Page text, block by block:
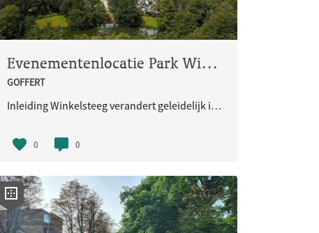
Evenementenlocatie Park Winkelsteeg
GOFFERT
Inleiding Winkelsteeg verandert geleidelijk in een werk- én woongebied. Het gebied ligt midden in Nijmegen, tussen het Maas-Waalkanaal, parken, wegen, bestaande wijken en bedrijven. De komende jaren worden in Winkelsteeg meer dan 6.000 woninge
0 0